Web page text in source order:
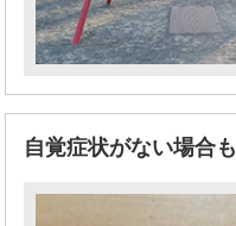
自覚症状がない場合も